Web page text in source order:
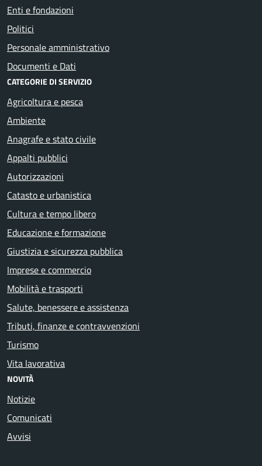
Enti e fondazioni
Politici
Personale amministrativo
Documenti e Dati
CATEGORIE DI SERVIZIO
Agricoltura e pesca
Ambiente
Anagrafe e stato civile
Appalti pubblici
Autorizzazioni
Catasto e urbanistica
Cultura e tempo libero
Educazione e formazione
Giustizia e sicurezza pubblica
Imprese e commercio
Mobilità e trasporti
Salute, benessere e assistenza
Tributi, finanze e contravvenzioni
Turismo
Vita lavorativa
NOVITÀ
Notizie
Comunicati
Avvisi